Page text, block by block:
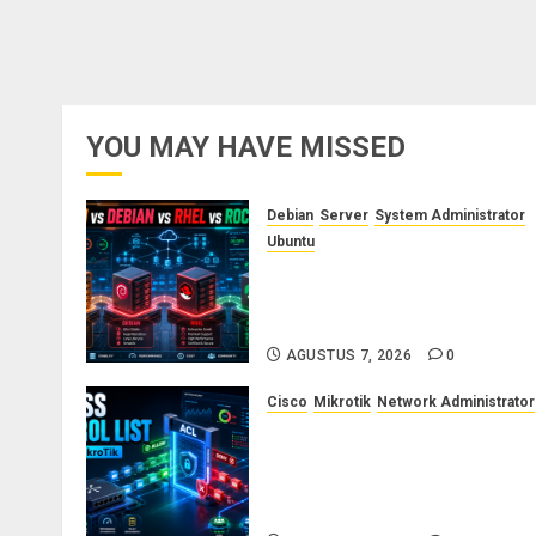
YOU MAY HAVE MISSED
Debian Server System Administrator
Ubuntu
AGUSTUS 7, 2026 0
Cisco Mikrotik Network Administrator